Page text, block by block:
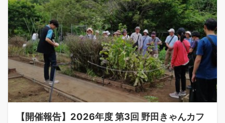
【開催報告】2026年度 第3回 野田きゃんカフ